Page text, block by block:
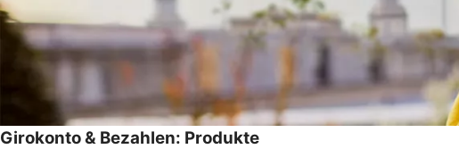
Girokonto & Bezahlen: Produkte